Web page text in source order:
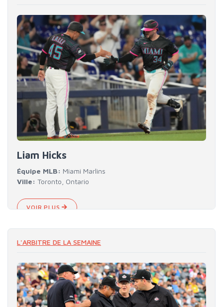
Liam Hicks
Équipe MLB: Miami Marlins
Ville: Toronto, Ontario
VOIR PLUS
L'ARBITRE DE LA SEMAINE